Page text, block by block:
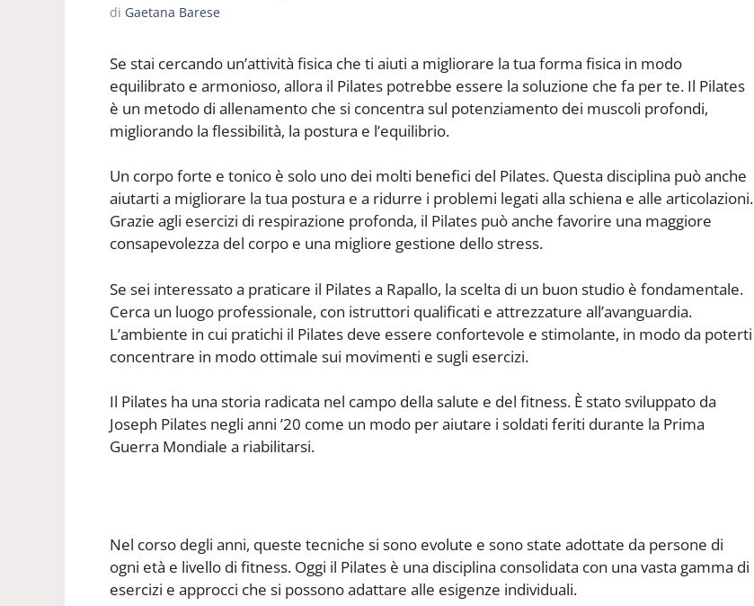
di Gaetana Barese
Se stai cercando un’attività fisica che ti aiuti a migliorare la tua forma fisica in modo
equilibrato e armonioso, allora il Pilates potrebbe essere la soluzione che fa per te. Il Pilates
è un metodo di allenamento che si concentra sul potenziamento dei muscoli profondi,
migliorando la flessibilità, la postura e l’equilibrio.
Un corpo forte e tonico è solo uno dei molti benefici del Pilates. Questa disciplina può anche
aiutarti a migliorare la tua postura e a ridurre i problemi legati alla schiena e alle articolazioni.
Grazie agli esercizi di respirazione profonda, il Pilates può anche favorire una maggiore
consapevolezza del corpo e una migliore gestione dello stress.
Se sei interessato a praticare il Pilates a Rapallo, la scelta di un buon studio è fondamentale.
Cerca un luogo professionale, con istruttori qualificati e attrezzature all’avanguardia.
L’ambiente in cui pratichi il Pilates deve essere confortevole e stimolante, in modo da poterti
concentrare in modo ottimale sui movimenti e sugli esercizi.
Il Pilates ha una storia radicata nel campo della salute e del fitness. È stato sviluppato da
Joseph Pilates negli anni ’20 come un modo per aiutare i soldati feriti durante la Prima
Guerra Mondiale a riabilitarsi.
Nel corso degli anni, queste tecniche si sono evolute e sono state adottate da persone di
ogni età e livello di fitness. Oggi il Pilates è una disciplina consolidata con una vasta gamma di
esercizi e approcci che si possono adattare alle esigenze individuali.